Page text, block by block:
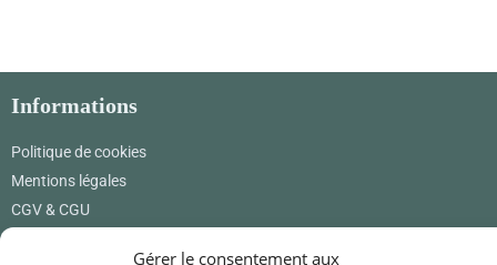
Gérer le consentement aux
Informations
Politique de cookies
Mentions légales
CGV & CGU
Où nous trouver